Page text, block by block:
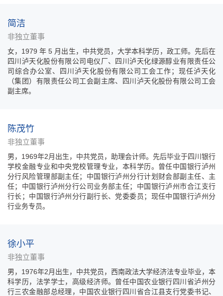
简洁
非独立董事
女，1979 年 5 月出生，中共党员，大学本科学历，政工师。先后在
四川泸天化股份有限公司电仪厂、四川泸天化绿源醇业有限责任公
司综合办公室、四川泸天化股份有限公司工会工作；现任泸天化
（集团）有限责任公司工会副主席、四川泸天化股份有限公司工会
副主席。
陈茂竹
非独立董事
男，1969年2月出生，中共党员，助理会计师。先后毕业于四川银行
学校金融专业和中央党校管理专业，本科学历。曾任中国银行泸州
分行风险管理部副主任；中国银行泸州分行计划财会部副主任、主
任；中国银行泸州分行公司业务部主任；中国银行泸州市合江支行
行长；中国银行泸州分行副行长、党委委员；现任中国银行泸州分
行业务专员。
徐小平
非独立董事
男，1976年2月出生，中共党员，西南政法大学经济法专业毕业，本
科学历，法学学士，高级经济师。曾任中国农业银行四川省泸州分
行三农金融部总经理，中国农业银行四川省合江县支行党委书记、